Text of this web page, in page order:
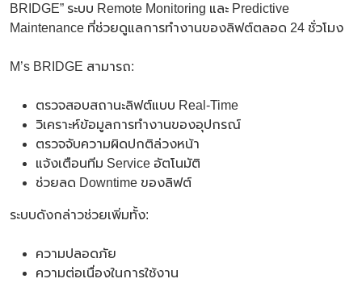
BRIDGE” ระบบ Remote Monitoring และ Predictive
Maintenance ที่ช่วยดูแลการทำงานของลิฟต์ตลอด 24 ชั่วโมง
M’s BRIDGE สามารถ:
ตรวจสอบสถานะลิฟต์แบบ Real-Time
วิเคราะห์ข้อมูลการทำงานของอุปกรณ์
ตรวจจับความผิดปกติล่วงหน้า
แจ้งเตือนทีม Service อัตโนมัติ
ช่วยลด Downtime ของลิฟต์
ระบบดังกล่าวช่วยเพิ่มทั้ง:
ความปลอดภัย
ความต่อเนื่องในการใช้งาน